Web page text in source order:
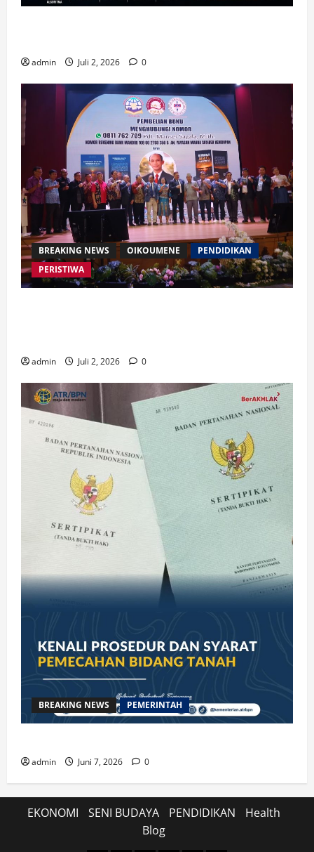
admin Juli 2, 2026 0
BREAKING NEWS OIKOUMENE
PENDIDIKAN
PERISTIWA
admin Juli 2, 2026 0
BREAKING NEWS PEMERINTAH
admin Juni 7, 2026 0
EKONOMI SENI BUDAYA PENDIDIKAN
Health
Blog